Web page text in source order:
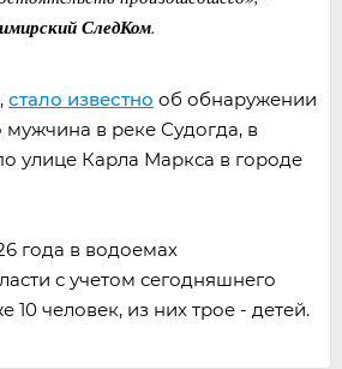
СледКом.
стало известно об обнаружении
мужчина в реке Судогда, в
улице Карла Маркса в городе
года в водоемах
с учетом сегодняшнего
10 человек, из них трое - детей.